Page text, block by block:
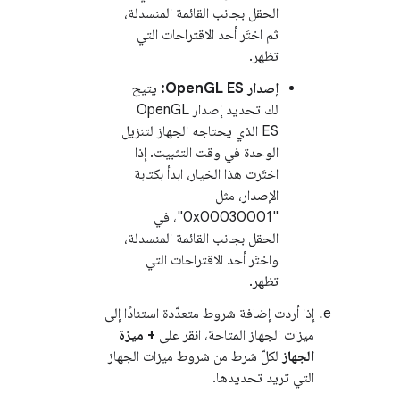
الحقل بجانب القائمة المنسدلة،
ثم اختَر أحد الاقتراحات التي
تظهر.
إصدار OpenGL ES:
يتيح
لك تحديد إصدار OpenGL
ES الذي يحتاجه الجهاز لتنزيل
الوحدة في وقت التثبيت. إذا
اختَرت هذا الخيار، ابدأ بكتابة
الإصدار، مثل
"0x00030001"، في
الحقل بجانب القائمة المنسدلة،
واختَر أحد الاقتراحات التي
تظهر.
إذا أردت إضافة شروط متعدّدة استنادًا إلى
ميزات الجهاز المتاحة، انقر على + ميزة
الجهاز لكلّ شرط من شروط ميزات الجهاز
التي تريد تحديدها.